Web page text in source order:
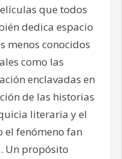
que todos
dedica espacio
menos conocidos
como las
enclavadas en
de las historias
literaria y el
el fenómeno fan
Un propósito